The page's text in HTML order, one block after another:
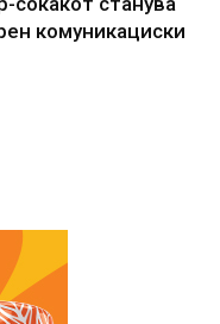
комуникациски